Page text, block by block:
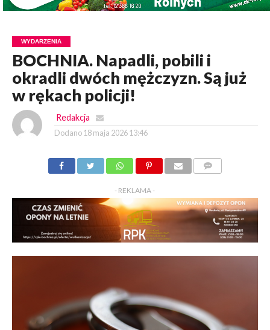
WYDARZENIA
BOCHNIA. Napadli, pobili i
okradli dwóch mężczyzn. Są już
w rękach policji!
Redakcja
Dodano 18 maja 2026 13:46
- REKLAMA -